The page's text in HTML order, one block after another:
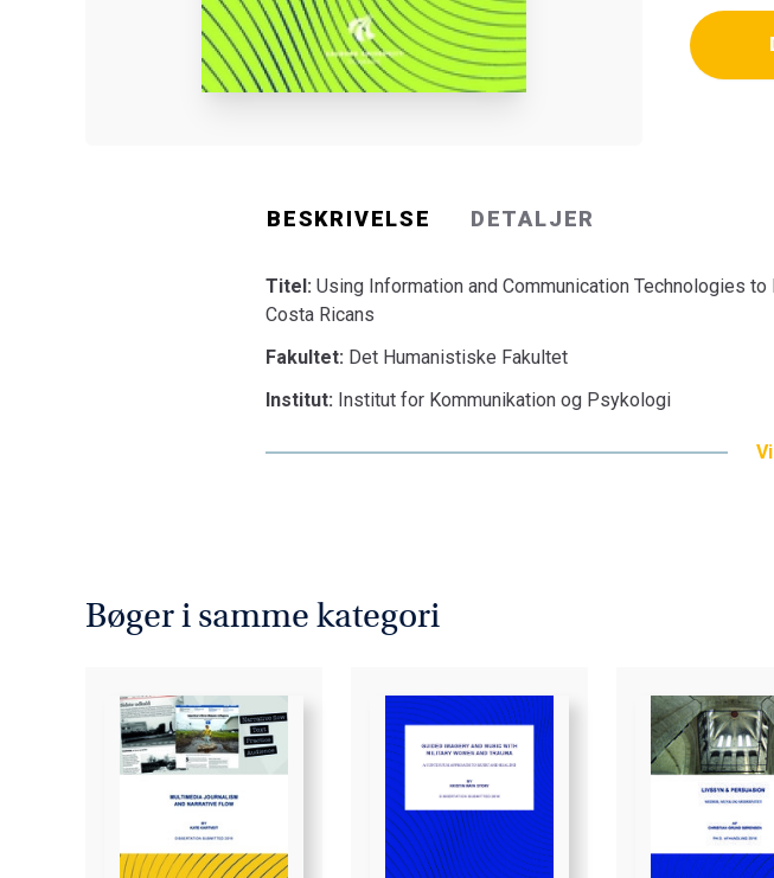
BESKRIVELSE DETALJER
Titel: Using Information and Communication Technologies
Costa Ricans
Fakultet: Det Humanistiske Fakultet
Institut: Institut for Kommunikation og Psykologi
Bøger i samme kategori